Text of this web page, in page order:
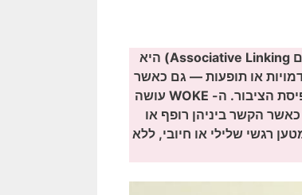
תקציר: הדבקה אסוציאטיבית (Associative Contamination או לפעמים Associative Linking) היא
או תופעות — גם כאשר
הקשר ביניהם רופף, מלאכותי או לא קיים כלל — במטרה להשפיע על תפיסת הציבור. ה- WOKE עושה
הקשר ביניהן רופף או
רגשי שלילי או חיובי, ללא